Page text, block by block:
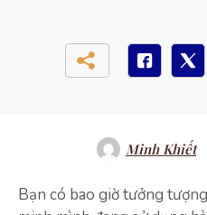
Minh Khiết
Bạn có bao giờ tưởng